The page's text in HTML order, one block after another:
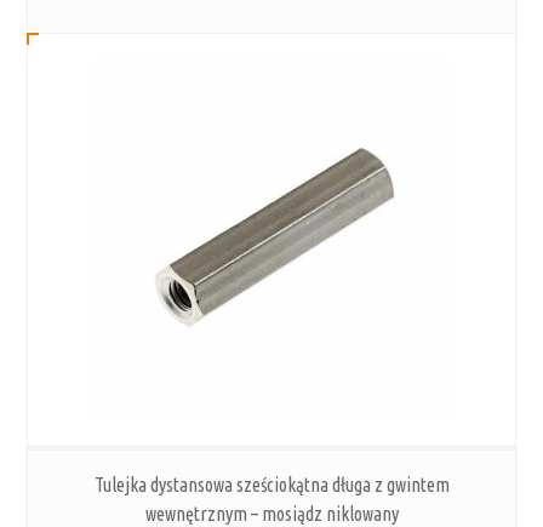
Tulejka dystansowa sześciokątna długa z gwintem
wewnętrznym – mosiądz niklowany